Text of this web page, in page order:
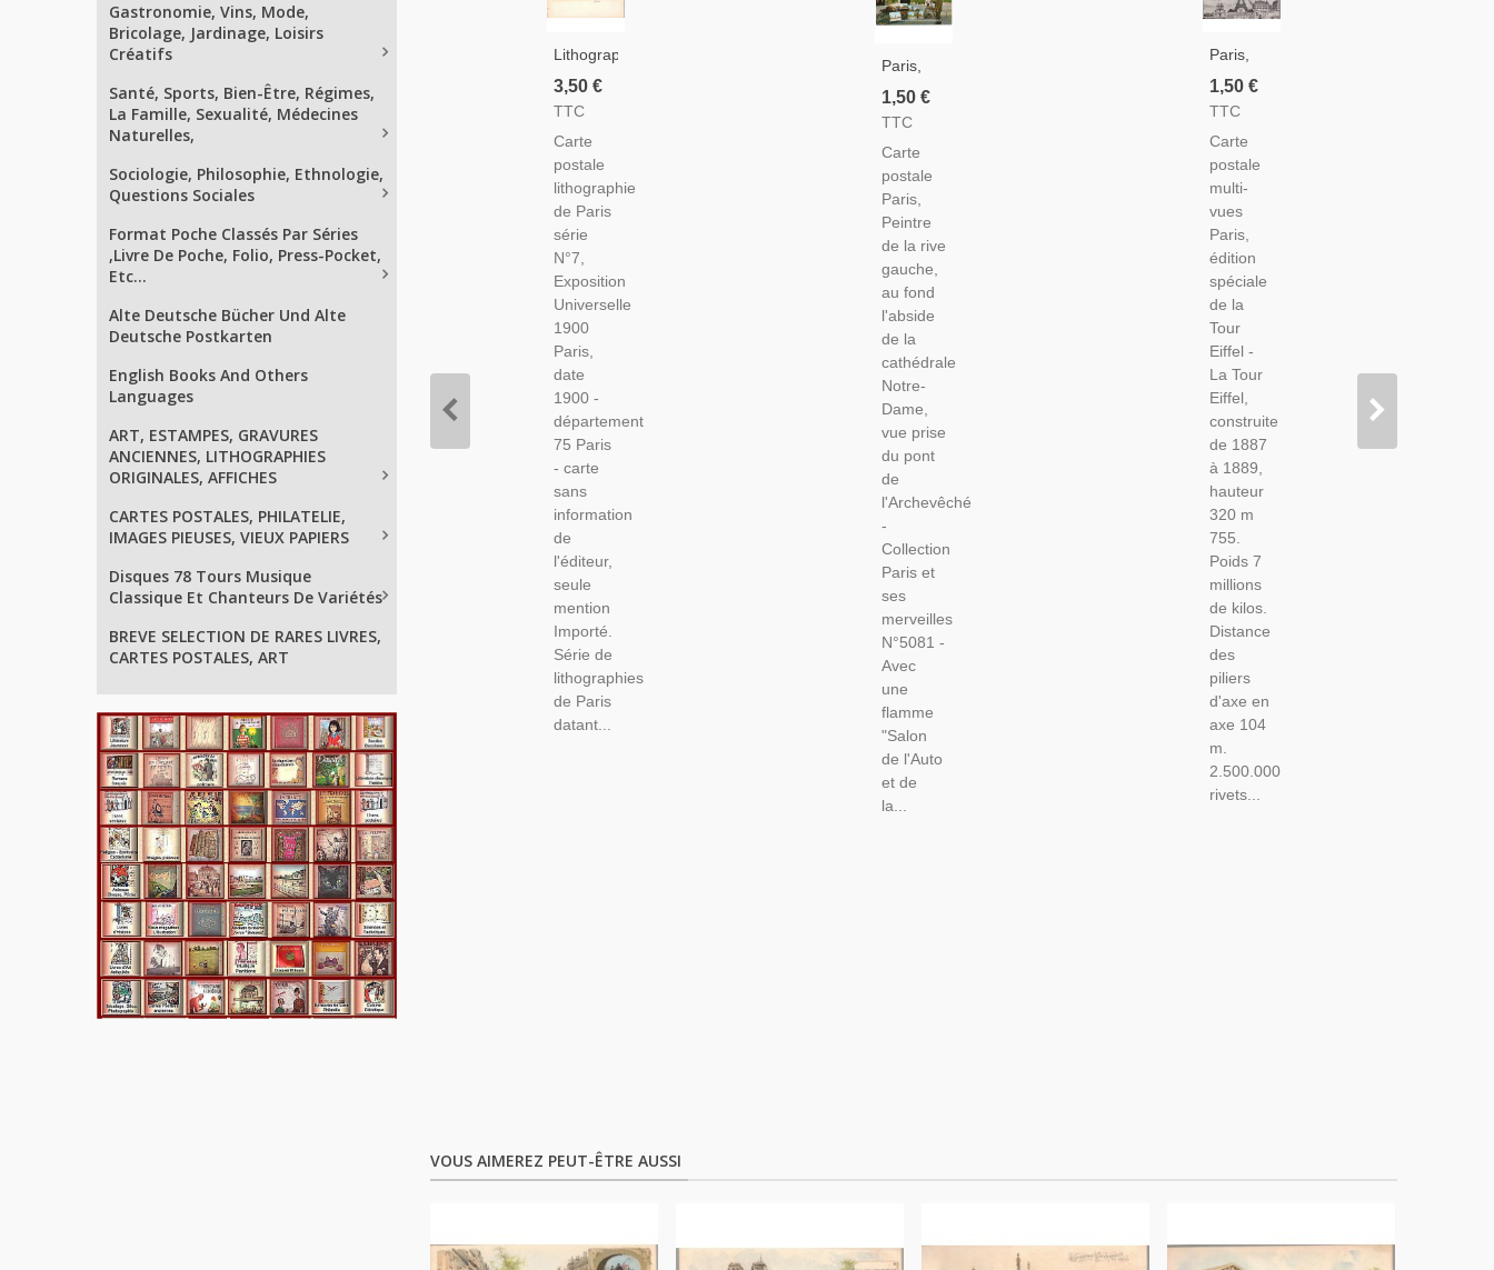
Gastronomie, Vins, Mode,
Bricolage, Jardinage, Loisirs
Créatifs
Santé, Sports, Bien-Être, Régimes,
La Famille, Sexualité, Médecines
Naturelles,
Sociologie, Philosophie, Ethnologie,
Questions Sociales
Format Poche Classés Par Séries
,Livre De Poche, Folio, Press-Pocket,
Etc...
Alte Deutsche Bücher Und Alte
Deutsche Postkarten
English Books And Others
Languages
ART, ESTAMPES, GRAVURES
ANCIENNES, LITHOGRAPHIES
ORIGINALES, AFFICHES
CARTES POSTALES, PHILATELIE,
IMAGES PIEUSES, VIEUX PAPIERS
Disques 78 Tours Musique
Classique Et Chanteurs De Variétés
BREVE SELECTION DE RARES LIVRES,
CARTES POSTALES, ART
Lithographie
Paris
1900,
N°7,
Exposition
Universelle
1900 -
Exposition
Universelle
Paris,
Carte
Postale
75 Paris,
3,50 €
TTC
Carte
postale
lithographie
de Paris
série
N°7,
Exposition
Universelle
1900
Paris,
date
1900 -
département
75 Paris
- carte
sans
information
de
l'éditeur,
seule
mention
Importé.
Série de
lithographies
de Paris
datant...
Paris,
Peintre
Pont De
Et
Timbre
Sabine
De
Gandon
1F20
Vert
1980 -
Flamme
Salon De
L'Auto,
Philatélie
1,50 €
TTC
Carte
postale
Paris,
Peintre
de la rive
gauche,
au fond
l'abside
de la
cathédrale
Notre-
Dame,
vue prise
du pont
de
l'Archevêché
-
Collection
Paris et
ses
merveilles
N°5081 -
Avec
une
flamme
"Salon
de l'Auto
et de
la...
Paris,
Édition
Spéciale
Tour
Eiffel -
Carte
Postale
Multi-
Vues
Paris
1,50 €
TTC
Carte
postale
multi-
vues
Paris,
édition
spéciale
de la
Tour
Eiffel -
La Tour
Eiffel,
construite
de 1887
à 1889,
hauteur
320 m
755.
Poids 7
millions
de kilos.
Distance
des
piliers
d'axe en
axe 104
m.
2.500.000
rivets...
VOUS AIMEREZ PEUT-ÊTRE AUSSI